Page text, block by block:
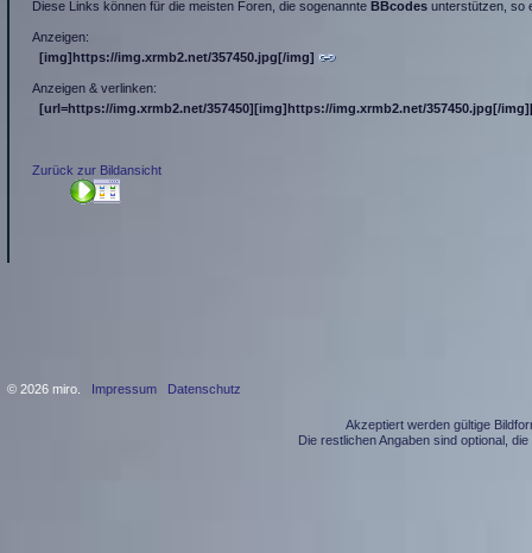
Diese Links können für die meisten Foren, die sogenannte BBcodes unterstützen, so
Anzeigen:
[img]https://img.xrmb2.net/357450.jpg[/img]
Anzeigen & verlinken:
[url=https://img.xrmb2.net/357450][img]https://img.xrmb2.net/357450.jpg[/
Zurück zur Bildansicht
© 2026 miro. Impressum Datenschutz
Akzeptiert werden gültige
Die restlichen Angaben sind optional,